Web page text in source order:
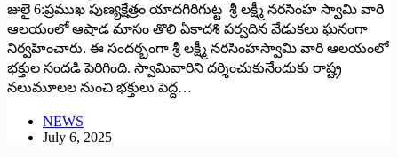
జులై 6:ప్రముఖ పుణ్యక్షేత్రం యాదగిరిగుట్ట శ్రీ లక్ష్మీ నరసింహ స్వామి వారి
ఆలయంలో ఆషాడ మాసం తొలి ఏకాదశి పర్వదిన వేడుకలు ఘనంగా
నిర్వహించారు. ఈ సందర్భంగా శ్రీ లక్ష్మీ నరసింహస్వామి వారి ఆలయంలో
భక్తుల సందడి పెరిగింది. స్వామివారిని దర్శించుకునేందుకు రాష్ట్ర
నలుమూలల నుంచి భక్తులు పెద్ద…
NEWS
July 6, 2025